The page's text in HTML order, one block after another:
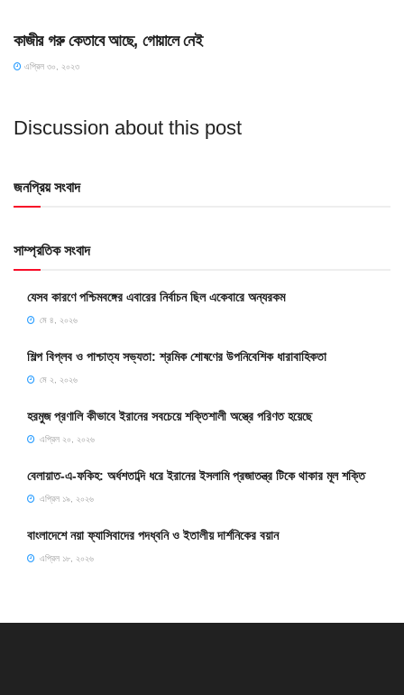
কাজীর গরু কেতাবে আছে, গোয়ালে নেই
এপ্রিল ৩০, ২০২৩
Discussion about this post
জনপ্রিয় সংবাদ
সাম্প্রতিক সংবাদ
যেসব কারণে পশ্চিমবঙ্গের এবারের নির্বাচন ছিল একেবারে অন্যরকম
মে ৪, ২০২৬
শিল্প বিপ্লব ও পাশ্চাত্য সভ্যতা: শ্রমিক শোষণের উপনিবেশিক ধারাবাহিকতা
মে ২, ২০২৬
হরমুজ প্রণালি কীভাবে ইরানের সবচেয়ে শক্তিশালী অস্ত্রে পরিণত হয়েছে
এপ্রিল ২০, ২০২৬
বেলায়াত-এ-ফকিহ: অর্ধশতাব্দি ধরে ইরানের ইসলামি প্রজাতন্ত্র টিকে থাকার মূল শক্তি
এপ্রিল ১৯, ২০২৬
বাংলাদেশে নয়া ফ্যাসিবাদের পদধ্বনি ও ইতালীয় দার্শনিকের বয়ান
এপ্রিল ১৮, ২০২৬